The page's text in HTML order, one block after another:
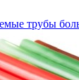
трубы